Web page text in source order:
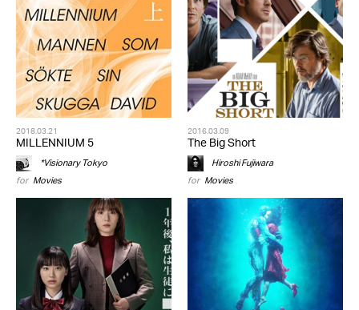
2018.03.21
MILLENNIUM 5
*Visionary Tokyo
for Movies
2016.03.09
The Big Short
Hiroshi Fujiwara
for Movies